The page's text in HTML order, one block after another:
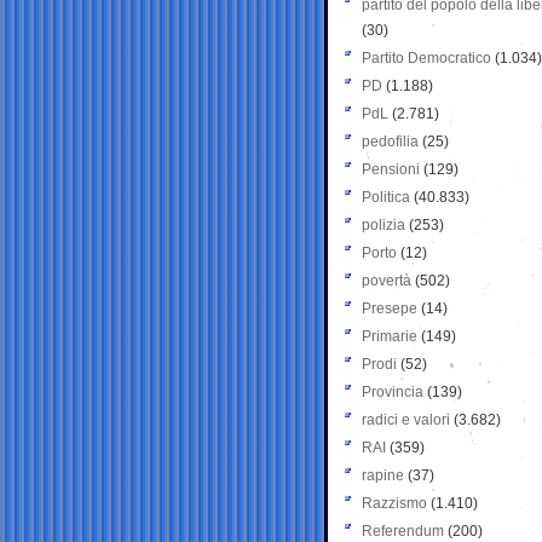
partito del popolo della
(30)
Partito Democratico (1.034)
PD (1.188)
PdL (2.781)
pedofilia (25)
Pensioni (129)
Politica (40.833)
polizia (253)
Porto (12)
povertà (502)
Presepe (14)
Primarie (149)
Prodi (52)
Provincia (139)
radici e valori (3.682)
RAI (359)
rapine (37)
Razzismo (1.410)
Referendum (200)